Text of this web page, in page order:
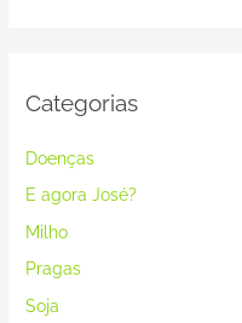
u
s
a
r
p
o
Categorias
Doenças
E agora José?
Milho
Pragas
Soja